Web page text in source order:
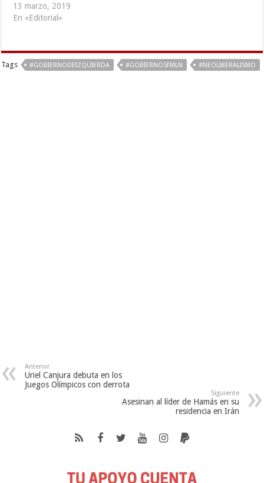
quisieran la desaparición del
mayoritario partido de
difundir que los Gobiernos
del FMLN fueron
13 marzo, 2019
En «Editorial»
Tags #GOBIERNODEIZQUIERDA #GOBIERNOSFMLN #NEOLIBERALISMO
Anterior
Uriel Canjura debuta en los
Juegos Olímpicos con derrota
Siguiente
Asesinan al líder de Hamás en su
residencia en Irán